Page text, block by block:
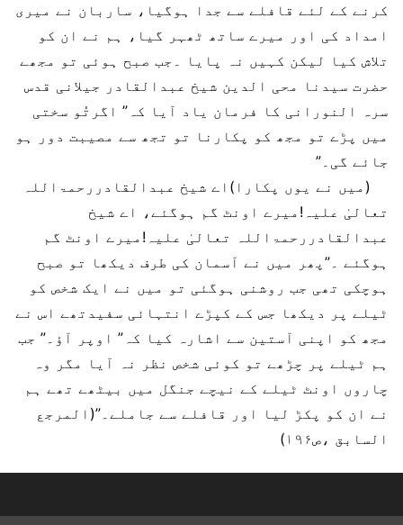
کرنے کے لئے قافلے سے جدا ہوگیا، ساربان نے میری
امداد کی اور میرے ساتھ ٹھہر گیا، ہم نے ان کو
تلاش کیا لیکن کہیں نہ پایا ۔جب صبح ہوئی تو مجھے
حضرت سیدنا محی الدین شیخ عبدالقادر جیلانی قدس
سرہ النورانی کا فرمان یاد آیا کہ” اگرتُو سختی
میں پڑے تو مجھ کو پکارنا تو تجھ سے مصیبت دور ہو
جائے گی۔”
(میں نے یوں پکارا)اے شیخ عبدالقادررحمۃاللہ
تعالیٰ علیہ!میرے اونٹ گم ہوگئے، اے شیخ
عبدالقادررحمۃاللہ تعالیٰ علیہ!میرے اونٹ گم
ہوگئے ۔”پھر میں نے آسمان کی طرف دیکھا تو صبح
ہوچکی تھی جب روشنی ہوگئی تو میں نے ایک شخص کو
ٹیلے پر دیکھا جس کے کپڑے انتہائی سفیدتھے اس نے
مجھ کو اپنی آستین سے اشارہ کیا کہ” اوپر آؤ۔” جب
ہم ٹیلے پر چڑھے تو کوئی شخص نظر نہ آیا مگر وہ
چاروں اونٹ ٹیلے کے نیچے جنگل میں بیٹھے تھے ہم
نے ان کو پکڑ لیا اور قافلے سے جاملے۔”(المرجع
السابق ،ص۱۹۶)